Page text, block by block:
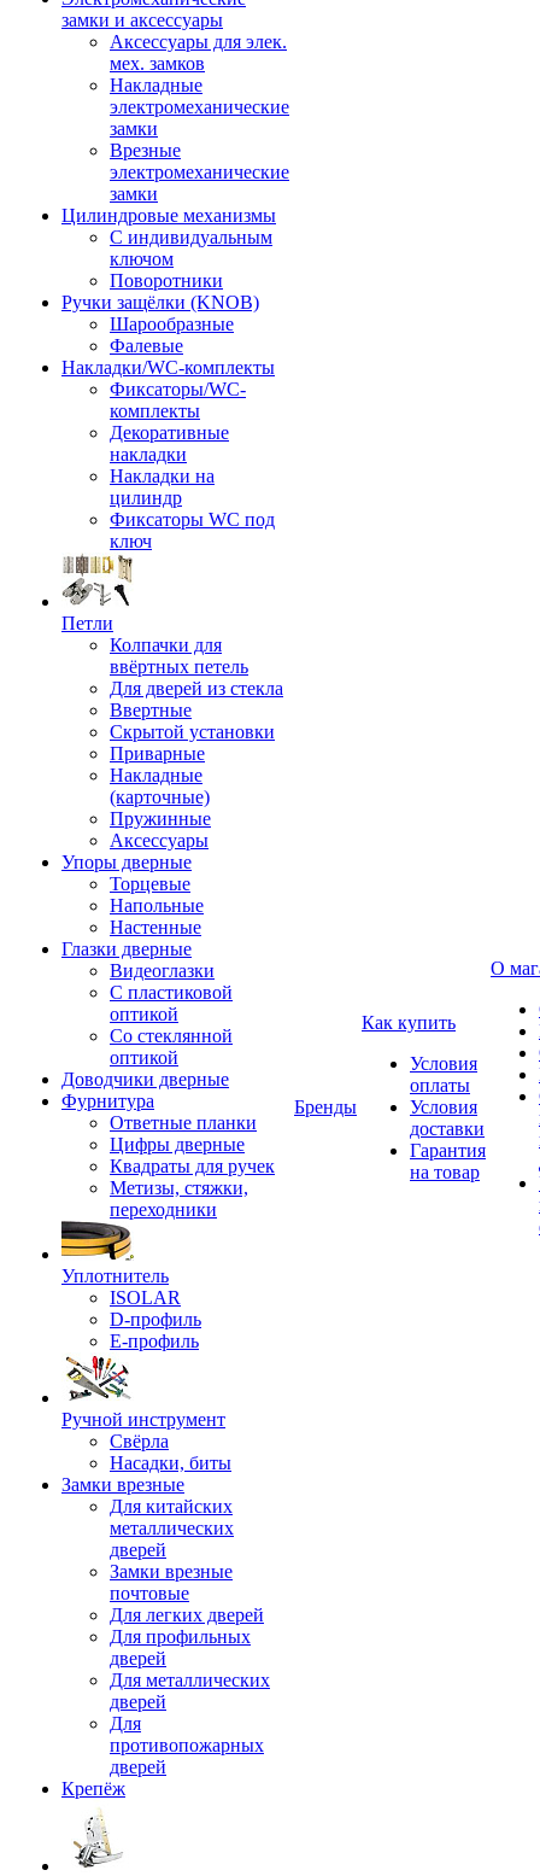
замки и аксессуары
Аксессуары для элек.
мех. замков
Накладные
электромеханические
замки
Врезные
электромеханические
замки
Цилиндровые механизмы
С индивидуальным
ключом
Поворотники
Ручки защёлки (KNOB)
Шарообразные
Фалевые
Накладки/WC-комплекты
Фиксаторы/WC-
комплекты
Декоративные
накладки
Накладки на
цилиндр
Фиксаторы WC под
ключ
Петли
Колпачки для
ввёртных петель
Для дверей из стекла
Ввертные
Скрытой установки
Приварные
Накладные
(карточные)
Пружинные
Аксессуары
Упоры дверные
Торцевые
Напольные
Настенные
Глазки дверные
Видеоглазки
С пластиковой
оптикой
Со стеклянной
оптикой
Доводчики дверные
Фурнитура
Ответные планки
Цифры дверные
Квадраты для ручек
Метизы, стяжки,
переходники
Уплотнитель
ISOLAR
D-профиль
Е-профиль
Ручной инструмент
Свёрла
Насадки, биты
Замки врезные
Для китайских
металлических
дверей
Замки врезные
почтовые
Для легких дверей
Для профильных
дверей
Для металлических
дверей
Для
противопожарных
дверей
Крепёж
Бренды
Как купить
Условия
оплаты
Условия
доставки
Гарантия
на товар
О